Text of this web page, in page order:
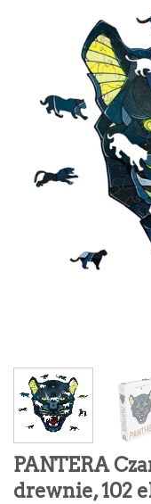
PANTERA
drewnie, 102